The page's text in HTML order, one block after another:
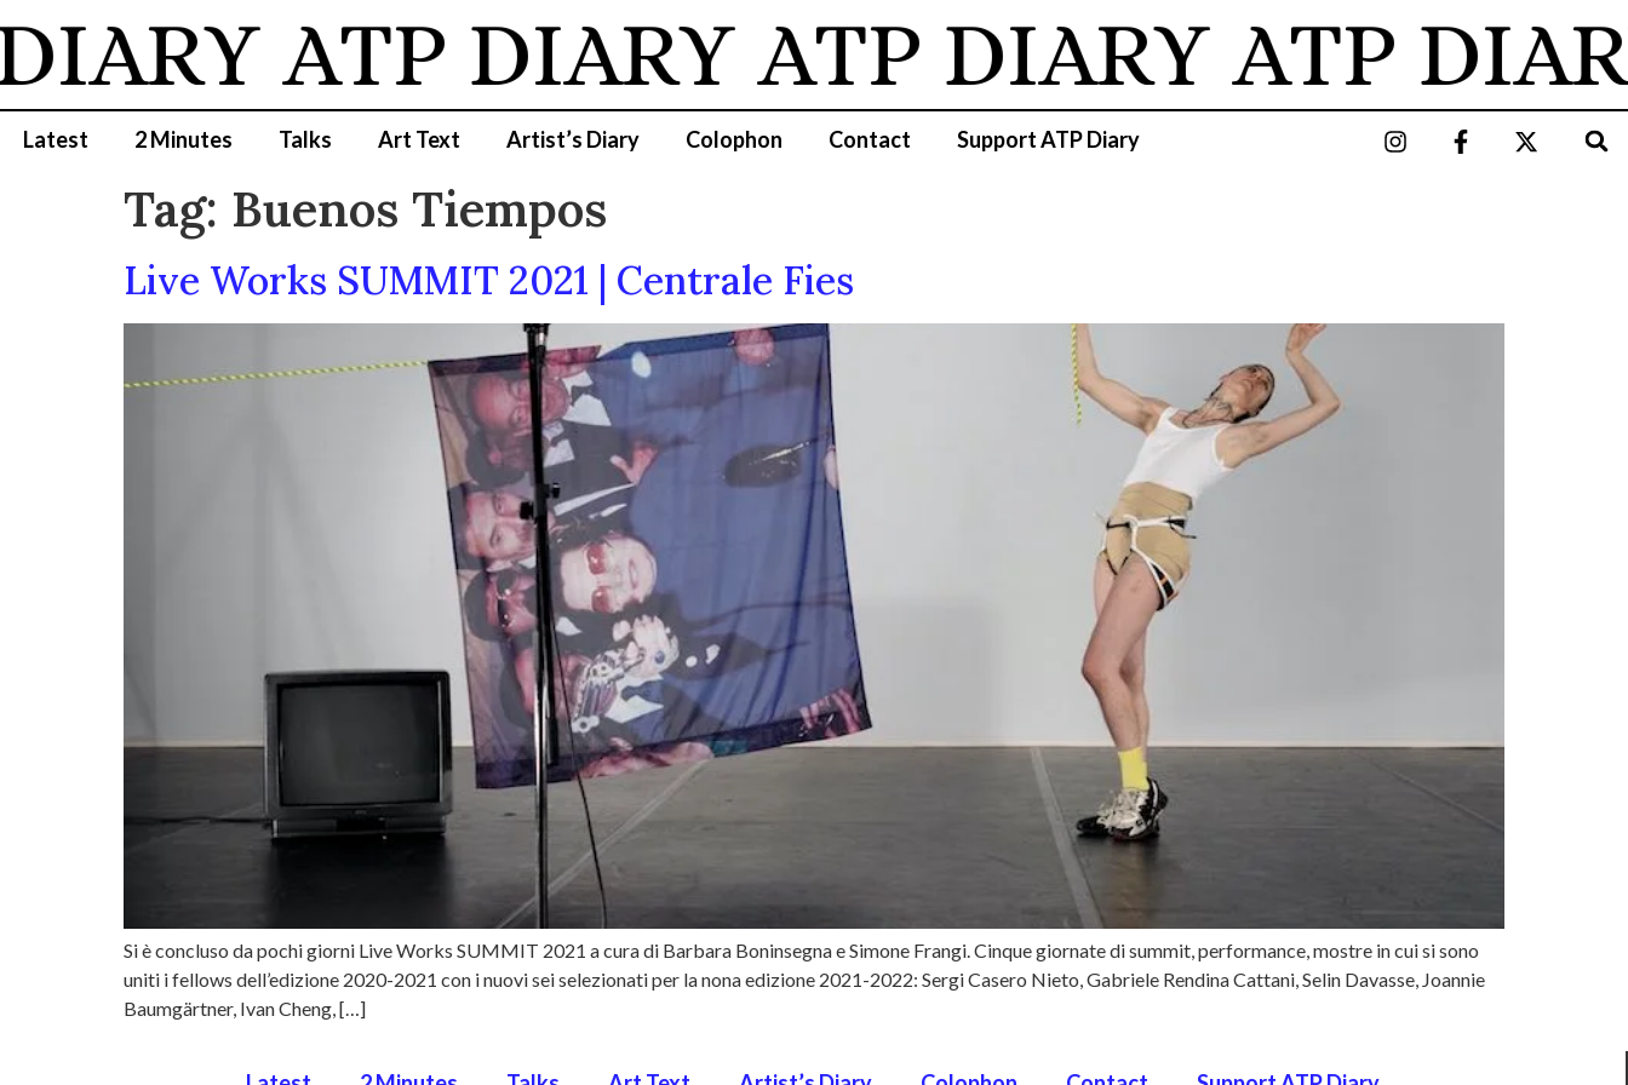
ATP DIARY ATP DIARY ATP
Latest 2 Minutes Talks Art Text Artist’s Diary Colophon Contact Support ATP Diary
Tag: Buenos Tiempos
Live Works SUMMIT 2021 | Centrale Fies
Si è concluso da pochi giorni Live Works SUMMIT 2021 a cura di Barbara Boninsegna e Simone Frangi. Cinque giornate di summit, performance, mostre in cui si sono
uniti i fellows dell’edizione 2020-2021 con i nuovi sei selezionati per la nona edizione 2021-2022: Sergi Casero Nieto, Gabriele Rendina Cattani, Selin Davasse, Joannie
Baumgärtner, Ivan Cheng, […]